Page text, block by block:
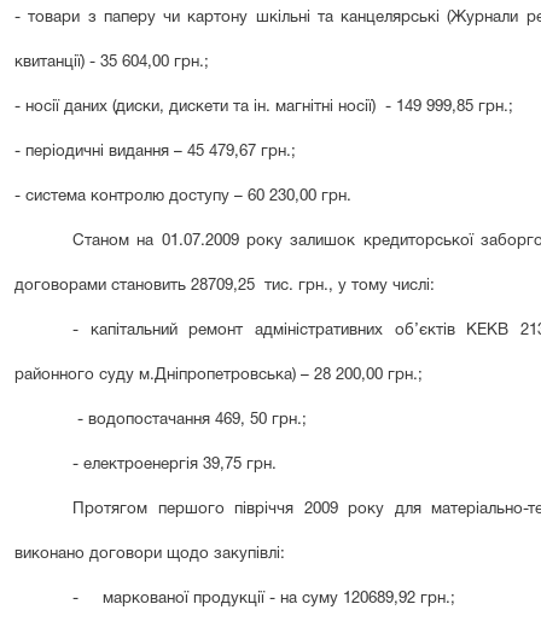
- товари з паперу чи картону шкільні та канцелярські (Журнали
квитанції) - 35 604,00 грн.;
- носії даних (диски, дискети та ін. магнітні носії) - 149 999,85 грн.;
- періодичні видання – 45 479,67 грн.;
- система контролю доступу – 60 230,00 грн.
Станом на 01.07.2009 року залишок кредиторської
договорами становить 28709,25 тис. грн., у тому числі:
- капітальний ремонт адміністративних об’єктів КЕКВ
районного суду м.Дніпропетровська) – 28 200,00 грн.;
- водопостачання 469, 50 грн.;
- електроенергія 39,75 грн.
Протягом першого півріччя 2009 року для матеріально-
виконано договори щодо закупівлі:
- маркованої продукції - на суму 1 20689,92 грн.;